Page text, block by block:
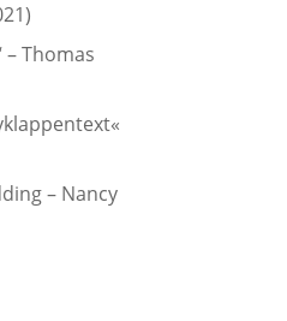
– Thomas
– Nancy